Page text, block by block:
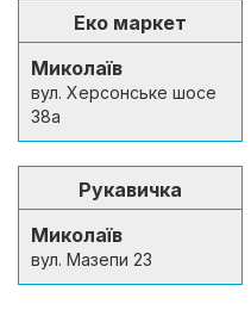
Еко маркет
Миколаїв
вул. Херсонське шосе
38а
Рукавичка
Миколаїв
вул. Мазепи 23